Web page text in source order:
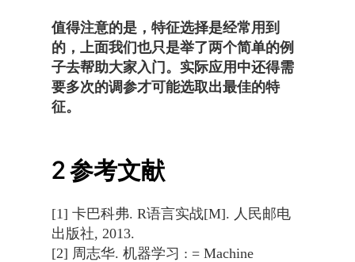
值得注意的是，特征选择是经常用到
的，上面我们也只是举了两个简单的例
子去帮助大家入门。实际应用中还得需
要多次的调参才可能选取出最佳的特
征。
2参考文献
[1] 卡巴科弗. R语言实战[M]. 人民邮电
出版社, 2013.
[2] 周志华. 机器学习 : = Machine